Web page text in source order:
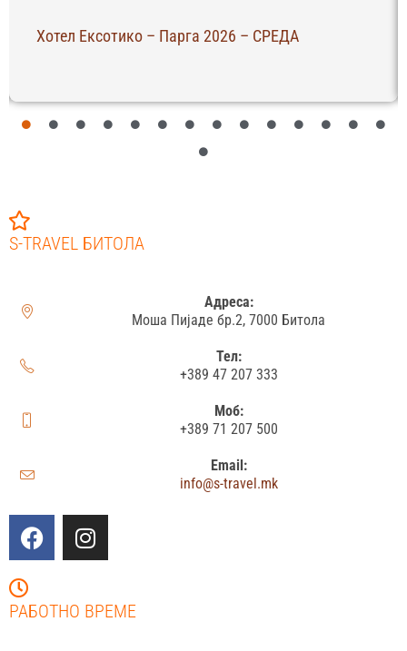
Хотел Ексотико – Парга 2026 – СРЕДА
S-TRAVEL БИТОЛА
Адреса:
Моша Пијаде бр.2, 7000 Битола
Тел:
+389 47 207 333
Моб:
+389 71 207 500
Email:
info@s-travel.mk
РАБОТНО ВРЕМЕ